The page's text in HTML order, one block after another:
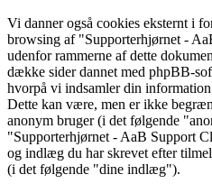
Vi danner også cookies eksternt i
browsing af "Supporterhjørnet -
udenfor rammerne af dette
dække sider dannet med phpBB-
hvorpå vi indsamler din
Dette kan være, men er ikke
anonym bruger (i det følgende
"Supporterhjørnet - AaB Support
og indlæg du har skrevet efter
(i det følgende "dine indlæg").